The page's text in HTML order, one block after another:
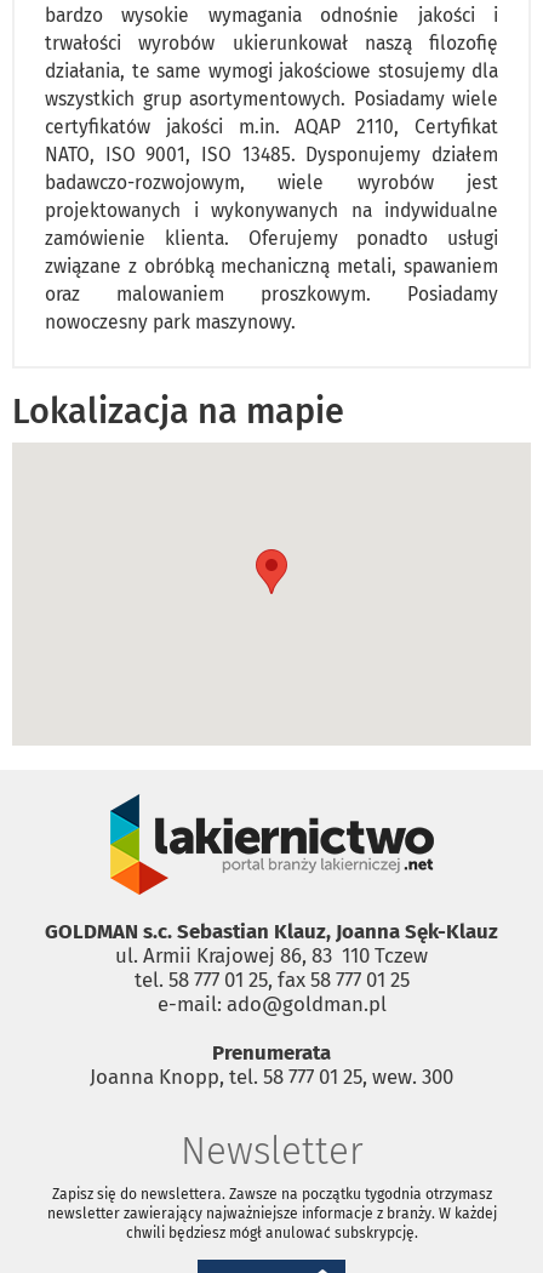
bardzo wysokie wymagania odnośnie jakości i
trwałości wyrobów ukierunkował naszą filozofię
działania, te same wymogi jakościowe stosujemy dla
wszystkich grup asortymentowych. Posiadamy wiele
certyfikatów jakości m.in. AQAP 2110, Certyfikat
NATO, ISO 9001, ISO 13485. Dysponujemy działem
badawczo-rozwojowym, wiele wyrobów jest
projektowanych i wykonywanych na indywidualne
zamówienie klienta. Oferujemy ponadto usługi
związane z obróbką mechaniczną metali, spawaniem
oraz malowaniem proszkowym. Posiadamy
nowoczesny park maszynowy.
Lokalizacja na mapie
GOLDMAN s.c. Sebastian Klauz, Joanna Sęk-Klauz
ul. Armii Krajowej 86, 83 ­ 110 Tczew
tel. 58 777 01 25, fax 58 777 01 25
e-mail: ado@goldman.pl
Prenumerata
Joanna Knopp, tel. 58 777 01 25, wew. 300
Newsletter
Zapisz się do newslettera. Zawsze na początku tygodnia otrzymasz
newsletter zawierający najważniejsze informacje z branży. W każdej
chwili będziesz mógł anulować subskrypcję.